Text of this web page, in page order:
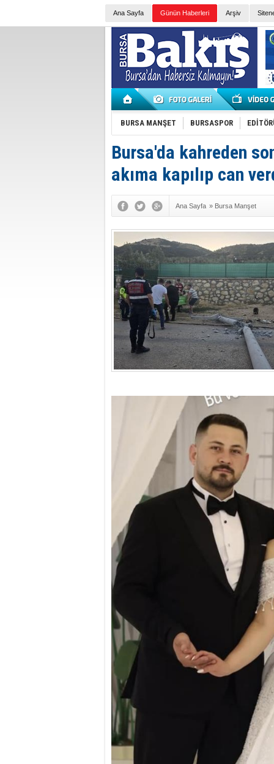
Ana Sayfa Günün Haberleri Arşiv
BURSA MANŞET BURSASPOR
Bursa'da kahreden
akıma kapılıp can
Ana Sayfa » Bursa Manşet